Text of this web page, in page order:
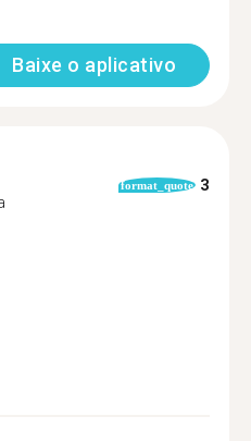
Baixe o aplicativo
format_quote 3